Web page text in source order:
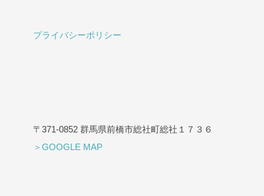
プライバシーポリシー
〒371-0852 群馬県前橋市総社町総社１７３６
＞GOOGLE MAP